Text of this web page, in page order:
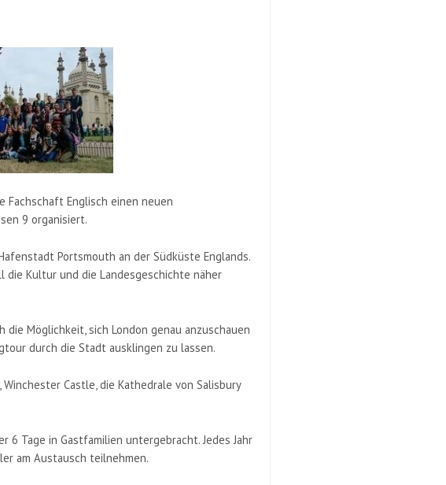
Englisch einen neuen
9 organisiert.
Portsmouth an der Südküste Englands.
Kultur und die Landesgeschichte näher
die Möglichkeit, sich London genau anzuschauen
durch die Stadt ausklingen zu lassen.
,Winchester Castle, die Kathedrale von Salisbury
6 Tage in Gastfamilien untergebracht. Jedes Jahr
am Austausch teilnehmen.